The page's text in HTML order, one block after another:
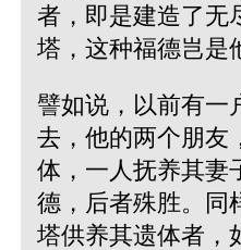
者，即是建造了无
塔，这种福德岂是
譬如说，以前有一
去，他的两个朋友
体，一人抚养其妻
德，后者殊胜。同
塔供养其遗体者，